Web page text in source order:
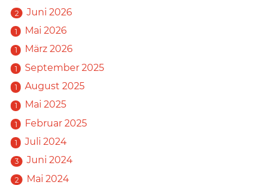
2 Juni 2026
1 Mai 2026
1 März 2026
1 September 2025
1 August 2025
1 Mai 2025
1 Februar 2025
1 Juli 2024
3 Juni 2024
2 Mai 2024